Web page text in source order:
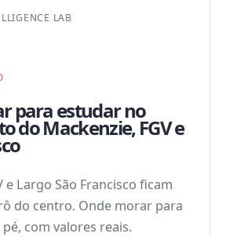
LAB
para estudar no
do Mackenzie, FGV e
e Largo São Francisco ficam
do centro. Onde morar para
com valores reais.